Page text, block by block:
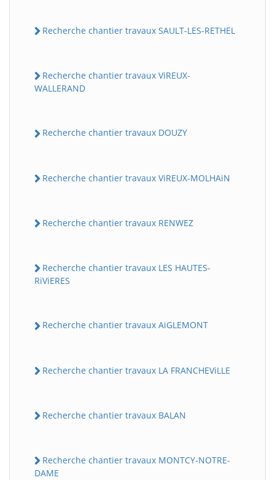
Recherche chantier travaux SAULT-LES-RETHEL
Recherche chantier travaux ViREUX-
WALLERAND
Recherche chantier travaux DOUZY
Recherche chantier travaux ViREUX-MOLHAiN
Recherche chantier travaux RENWEZ
Recherche chantier travaux LES HAUTES-
RiViERES
Recherche chantier travaux AiGLEMONT
Recherche chantier travaux LA FRANCHEViLLE
Recherche chantier travaux BALAN
Recherche chantier travaux MONTCY-NOTRE-
DAME